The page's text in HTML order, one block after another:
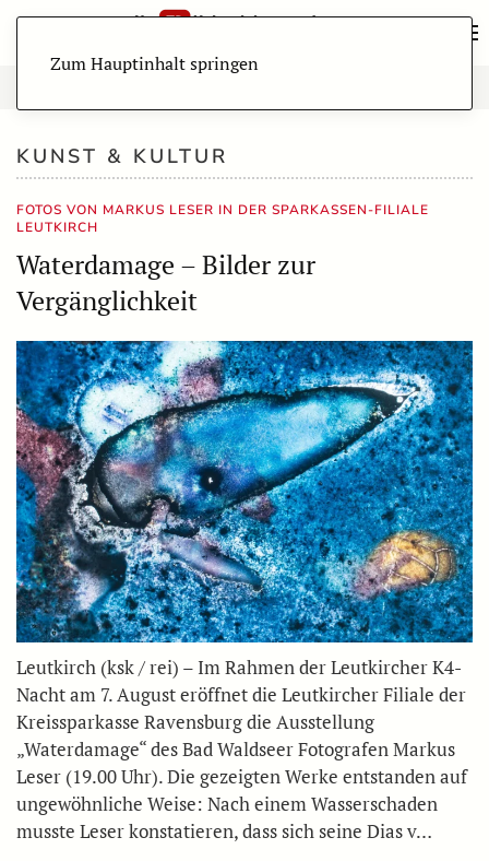
Zum Hauptinhalt springen
KUNST & KULTUR
FOTOS VON MARKUS LESER IN DER SPARKASSEN-FILIALE
LEUTKIRCH
Waterdamage – Bilder zur
Vergänglichkeit
Leutkirch (ksk / rei) – Im Rahmen der Leutkircher K4-
Nacht am 7. August eröffnet die Leutkircher Filiale der
Kreissparkasse Ravensburg die Ausstellung
„Waterdamage“ des Bad Waldseer Fotografen Markus
Leser (19.00 Uhr). Die gezeigten Werke entstanden auf
ungewöhnliche Weise: Nach einem Wasserschaden
musste Leser konstatieren, dass sich seine Dias v…